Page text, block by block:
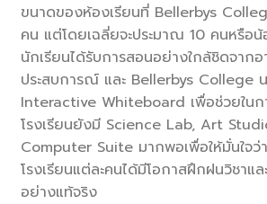
ขนาดของห้องเรียนที่ Bellerbys
คน แต่โดยเฉลี่ยจะประมาณ 10 คนหรือ
นักเรียนได้รับการสอนอย่างใกล้ชิดจาก
ประสบการณ์ และ Bellerbys College น
Interactive Whiteboard เพื่อช่วยใน
โรงเรียนยังมี Science Lab, Art
Computer Suite มากพอเพื่อให้มั่นใจว่
โรงเรียนแต่ละคนได้มีโอกาสฝึกฝนวิชาแล
อย่างแท้จริง